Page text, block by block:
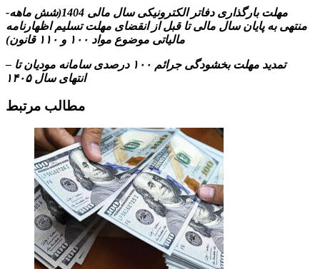
-مهلت بارگذاری دفاتر الکترونیکی سال مالی 1404(شش ماهه
منتهی به پایان سال مالی تا قبل از انقضای مهلت تسلیم اظهارنامه
مالیاتی موضوع مواد ۱۰۰ و ۱۱۰ قانون)
– تمدید مهلت بخشودگی جرائم ۱۰۰ درصدی سامانه مودیان تا
انتهای سال ۱۴۰۵
مطالب مرتبط